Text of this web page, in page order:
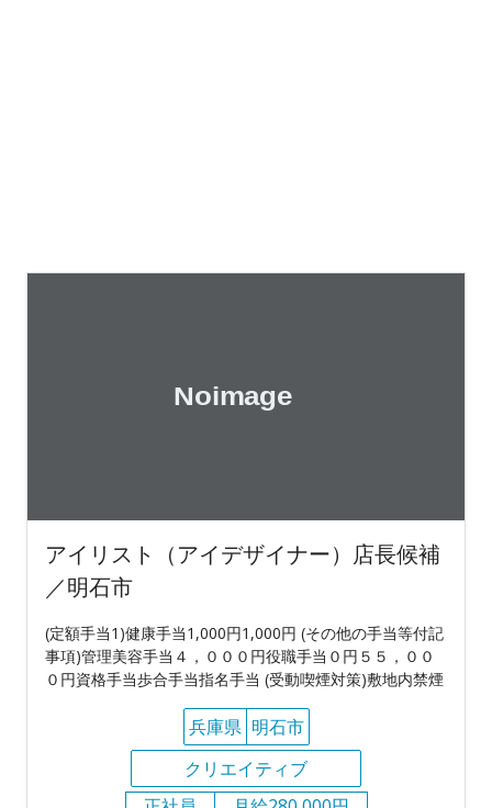
アイリスト（アイデザイナー）店長候補
／明石市
(定額手当1)健康手当1,000円1,000円 (その他の手当等付記
事項)管理美容手当４，０００円役職手当０円５５，００
０円資格手当歩合手当指名手当 (受動喫煙対策)敷地内禁煙
兵庫県 明石市
クリエイティブ